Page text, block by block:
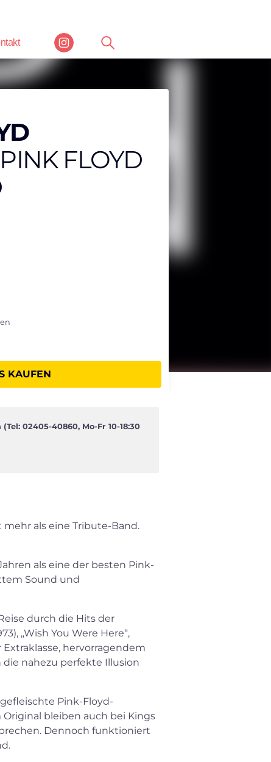
FLOYD
KAUFEN
02405-40860, Mo-Fr 10-18:30
mehr als eine Tribute-Band.
als eine der besten Pink-
Sound und
durch die Hits der
„Wish You Were Here“,
Extraklasse, hervorragendem
nahezu perfekte Illusion
Pink-Floyd-
bleiben auch bei Kings
Dennoch funktioniert